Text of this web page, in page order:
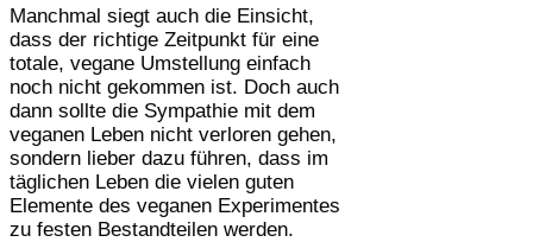
Manchmal siegt auch die Einsicht,
dass der richtige Zeitpunkt für eine
totale, vegane Umstellung einfach
noch nicht gekommen ist. Doch auch
dann sollte die Sympathie mit dem
veganen Leben nicht verloren gehen,
sondern lieber dazu führen, dass im
täglichen Leben die vielen guten
Elemente des veganen Experimentes
zu festen Bestandteilen werden.